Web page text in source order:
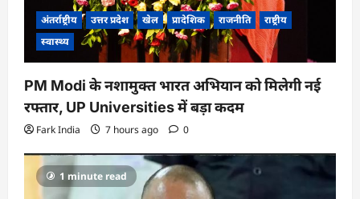
अंतर्राष्ट्रीय उत्तर प्रदेश खेल प्रादेशिक राजनीति
राष्ट्रीय
स्वास्थ्य
PM Modi के नशामुक्त भारत अभियान को मिलेगी नई
रफ्तार, UP Universities में बड़ा कदम
Fark India 7 hours ago 0
1 minute read